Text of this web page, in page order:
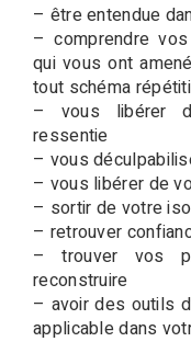
– être entendue
– comprendre
qui vous ont
tout schéma
– vous libérer
ressentie
– vous
– vous libérer de
– sortir de votre
– retrouver
– trouver vos
reconstruire
– avoir des outils
applicable dans